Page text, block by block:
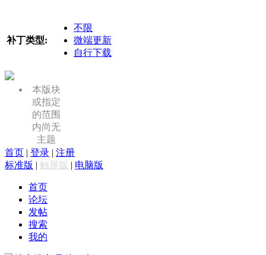
补丁类型:
不限
微端更新
自行下载
本版块
或指定
的范围
内尚无
主题
首页 | 登录 | 注册
标准版 | 触屏版 | 电脑版
首页
论坛
发帖
搜索
我的